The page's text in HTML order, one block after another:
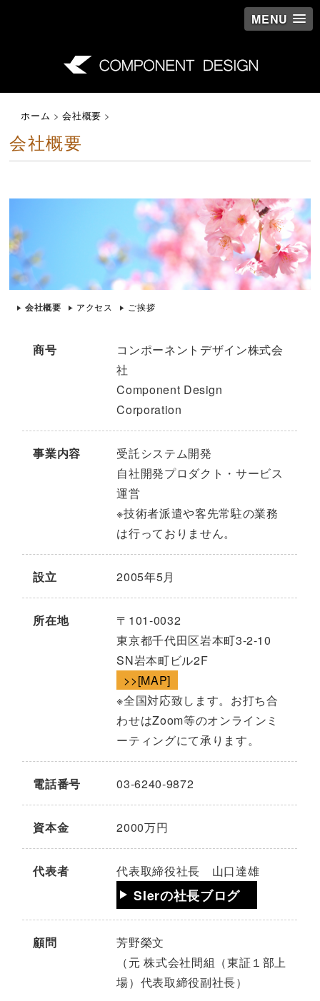
MENU
ホーム >会社概要 >
会社概要
会社概要 アクセス ご挨拶
商号
コンポーネントデザイン株式会
社
Component Design
Corporation
事業内容
受託システム開発
自社開発プロダクト・サービス
運営
※技術者派遣や客先常駐の業務
は行っておりません。
設立 2005年5月
所在地
〒101-0032
東京都千代田区岩本町3-2-10
SN岩本町ビル2F
>>[MAP]
※全国対応致します。お打ち合
わせはZoom等のオンラインミ
ーティングにて承ります。
電話番号 03-6240-9872
資本金 2000万円
代表者 代表取締役社長 山口達雄
SIerの社長ブログ
顧問
芳野榮文
（元 株式会社間組（東証１部上
場）代表取締役副社長）